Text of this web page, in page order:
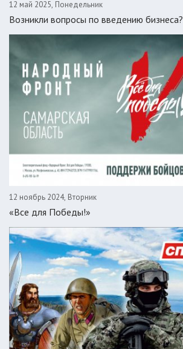
12 май 2025, Понедельник
Возникли вопросы по введению бизнеса?
12 ноябрь 2024, Вторник
«Все для Победы!»